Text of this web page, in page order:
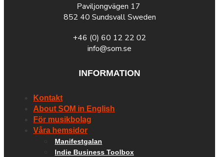
Paviljongvägen 17
852 40 Sundsvall Sweden
+46 (0) 60 12 22 02
info@som.se
INFORMATION
Kontakt
About SOM in English
För musikbolag
Våra hemsidor
Manifestgalan
Indie Business Toolbox